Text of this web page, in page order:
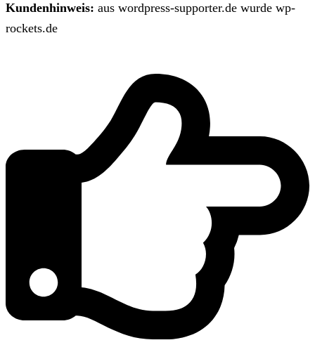
Kundenhinweis: aus wordpress-supporter.de wurde wp-
rockets.de